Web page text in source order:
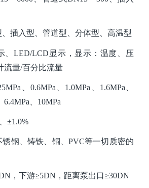
、插入型、管道型、分体型、高温型
、LED/LCD显示 ，显示：温度、压
流量/百分比流量
、0.6MPa、1.0MPa、1.6MPa、
6.4MPa
10MPa
±1.0%
钢、铸铁、铜、 PVC等一切质密的
，下游≥5DN，距离泵出口≥30DN